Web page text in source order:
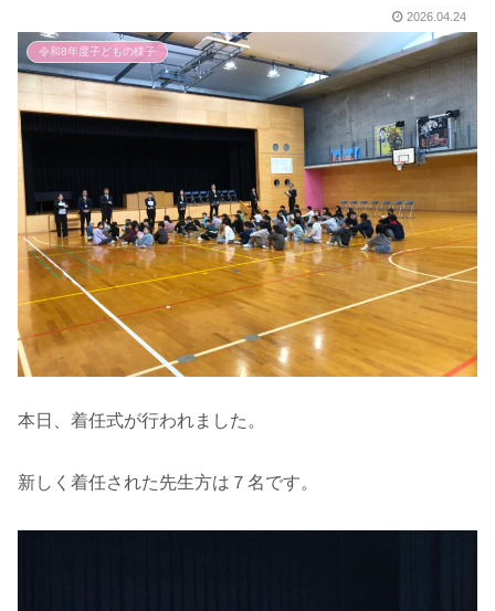
2026.04.24
令和8年度子どもの様子
本日、着任式が行われました。
新しく着任された先生方は７名です。